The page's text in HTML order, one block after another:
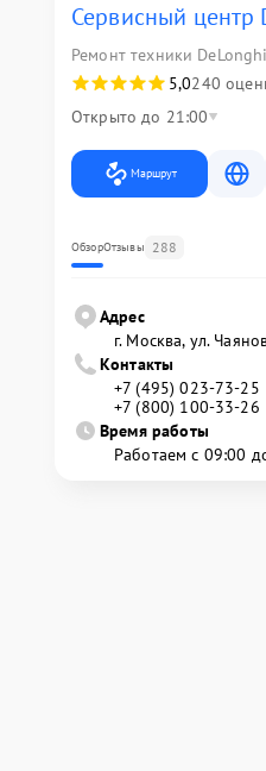
Сервисный центр
Ремонт техники DeLonghi
5,0240
Открыто до 21:00
Маршрут
ОбзорОтзывы 288
Адрес
г. Москва, ул.
Контакты
+7 (495) 023-73-25
+7 (800) 100-33-26
Время работы
Работаем с 09:00